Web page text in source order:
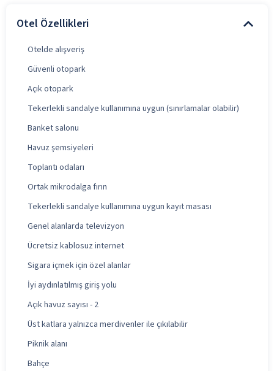
Otel Özellikleri
Otelde alışveriş
Güvenli otopark
Açık otopark
Tekerlekli sandalye kullanımına uygun (sınırlamalar olabilir)
Banket salonu
Havuz şemsiyeleri
Toplantı odaları
Ortak mikrodalga fırın
Tekerlekli sandalye kullanımına uygun kayıt masası
Genel alanlarda televizyon
Ücretsiz kablosuz internet
Sigara içmek için özel alanlar
İyi aydınlatılmış giriş yolu
Açık havuz sayısı - 2
Üst katlara yalnızca merdivenler ile çıkılabilir
Piknik alanı
Bahçe